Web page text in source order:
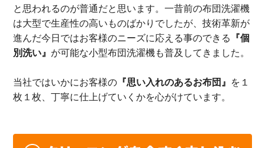
と思われるのが普通だと思います。一昔前の布団洗濯機
は大型で生産性の高いものばかりでしたが、技術革新が
進んだ今日ではお客様のニーズに応える事のできる
『個
別洗い』 が可能な小型布団洗濯機も普及してきました。
当社ではいかにお客様の 『思い入れのあるお布団』 を１
枚１枚、丁寧に仕上げていくかを心がけています。